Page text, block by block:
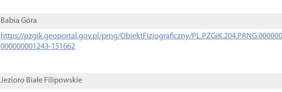
Babia Góra
https://pzgik.geoportal.gov.pl/prng/ObiektFizjograficzny/
000000001243-151662
Jezioro Białe Filipowskie